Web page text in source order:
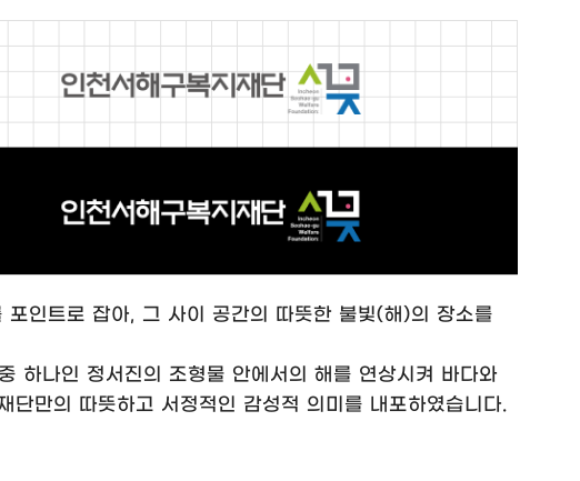
인트로 잡아, 그 사이 공간의 따뜻한 불빛(해)의 장소를
하나인 정서진의 조형물 안에서의 해를 연상시켜 바다와
만의 따뜻하고 서정적인 감성적 의미를 내포하였습니다.